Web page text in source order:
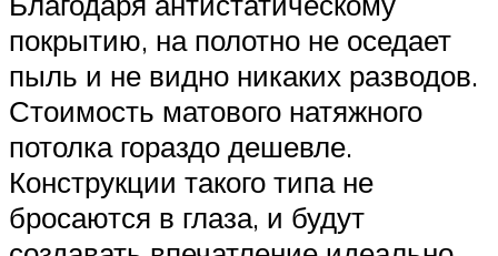
покрытию, на полотно не оседает
пыль и не видно никаких разводов.
Стоимость матового натяжного
потолка гораздо дешевле.
Конструкции такого типа не
бросаются в глаза, и будут